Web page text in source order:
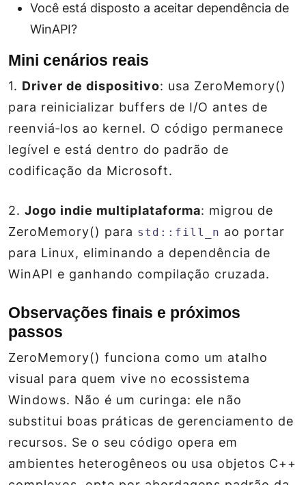
Você está disposto a aceitar dependência de
WinAPI?
Mini cenários reais
1. Driver de dispositivo: usa ZeroMemory()
para reinicializar buffers de I/O antes de
reenviá‑los ao kernel. O código permanece
legível e está dentro do padrão de
codificação da Microsoft.
2. Jogo indie multiplataforma: migrou de
ZeroMemory() para std::fill_n ao portar
para Linux, eliminando a dependência de
WinAPI e ganhando compilação cruzada.
Observações finais e próximos
passos
ZeroMemory() funciona como um atalho
visual para quem vive no ecossistema
Windows. Não é um curinga: ele não
substitui boas práticas de gerenciamento de
recursos. Se o seu código opera em
ambientes heterogêneos ou usa objetos C++